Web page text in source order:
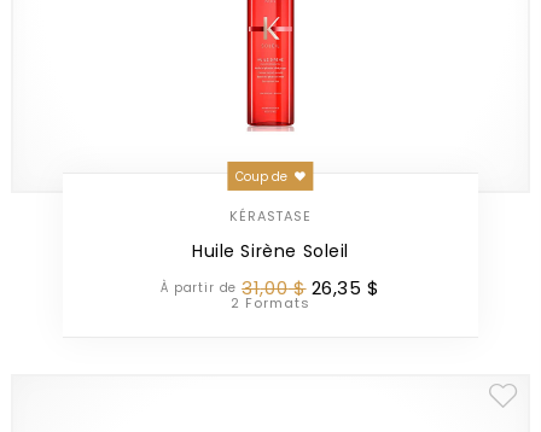
KÉRASTASE
Huile Sirène Soleil
Coup de
À partir de 31,00$ 26,35 $
2 Formats